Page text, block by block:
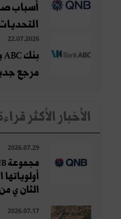
أسباب
22.07.2026
مرجع
الأخبار الأكثر
2026.07.29
الثان ي من
2026.07.17